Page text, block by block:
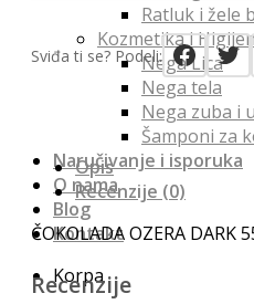
Ratluk i žele
Kozmetika i
Nega Lica
Nega tela
Nega zuba i
Šamponi za
Naručivanje i isporuka
O nama
Blog
Kontakt
Korpa
Sviđa ti se? Podeli:
Opis
Recenzije (0)
ČOKOLADA OZERA DARK
Recenzije